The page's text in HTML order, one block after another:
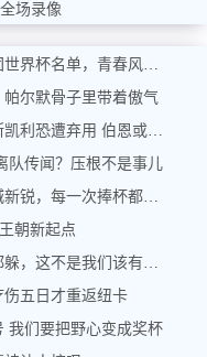
场录像
德拉富恩特明日傍晚揭晓斗牛士军团世界杯名单，青春风暴能否席卷美加墨？
尔默骨子里带着傲气
希勒独家解读英格兰世界杯名单：斯凯利恐遭弃用 伯恩或力压马奎尔入围
队传闻？压根不是事儿
格伊双冠心路：从水晶宫黑马到曼城新锐，每一次捧杯都是奇迹
朝新起点
罗塞尼尔怒斥切尔西球员：连头球都躲，这不是我们该有的样子
五日才重返纽卡
我们要把野心变成奖杯